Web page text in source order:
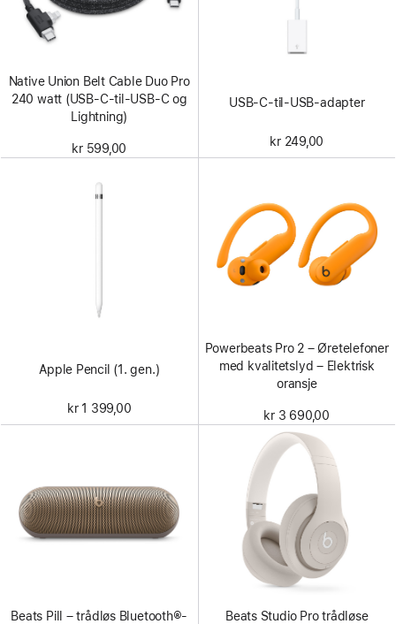
Native Union Belt Cable Duo Pro
240 watt (USB-C-til-USB-C og
Lightning)
kr 599,00
USB-C-til-USB-adapter
kr 249,00
Apple Pencil (1. gen.)
kr 1 399,00
Powerbeats Pro 2 – Øretelefoner
med kvalitetslyd – Elektrisk
oransje
kr 3 690,00
Beats Pill – trådløs Bluetooth®-
Beats Studio Pro trådløse